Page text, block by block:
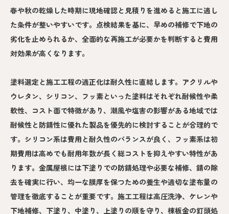
春や秋の乾燥した時期に現地確認と見積りを進めると施工に適し
た条件が整いやすいです。点検結果を基に、早めの補修で下地の
劣化を止められるか、全面的な再施工が必要かを判断すると費用
対効果が高くなります。
塗料選定と施工工程の適正化は耐久性に直結します。アクリルや
ウレタン、シリコン、フッ素といった塗料はそれぞれ耐候性や柔
軟性、コスト面で特徴があり、潮風や塩害の影響がある地域では
耐候性と防錆性に優れた製品を優先的に検討することが合理的で
す。シリコン系は費用と耐久性のバランスが良く、フッ素系は初
期費用は高めでも耐用年数が長く総コストを抑えやすい特性があ
ります。金属屋根には下塗りでの防錆処理や必要な補修、錆の除
去を確実に行い、均一な膜厚を保つための養生や適切な塗布量の
管理を徹底することが重要です。施工工程は高圧洗浄、ケレンや
下地補修、下塗り、中塗り、上塗りの順を守り、棟板金の釘頭処